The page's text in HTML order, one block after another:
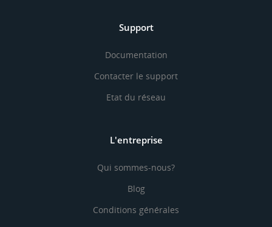
Support
Documentation
Contacter le support
Etat du réseau
L'entreprise
Qui sommes-nous?
Blog
Conditions générales